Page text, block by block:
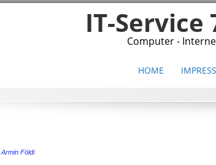
IT-Service
Computer -
HOME
Armin Földi